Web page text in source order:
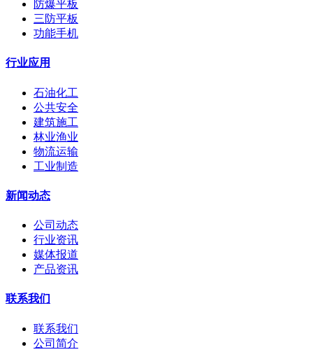
防爆平板
三防平板
功能手机
行业应用
石油化工
公共安全
建筑施工
林业渔业
物流运输
工业制造
新闻动态
公司动态
行业资讯
媒体报道
产品资讯
联系我们
联系我们
公司简介